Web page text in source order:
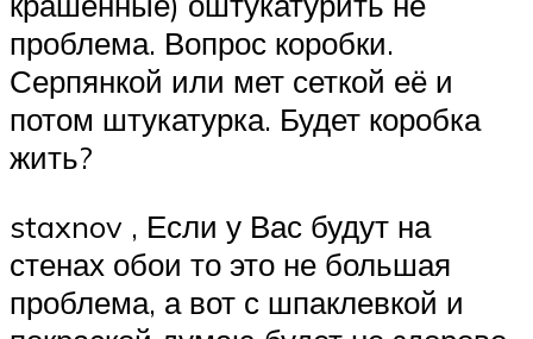
проблема. Вопрос коробки.
Серпянкой или мет сеткой её и
потом штукатурка. Будет коробка
жить?
staxnov , Если у Вас будут на
стенах обои то это не большая
проблема, а вот с шпаклевкой и